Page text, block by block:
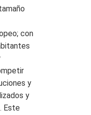
con
y
y
Este